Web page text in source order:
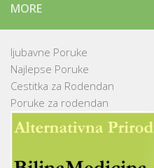
MORE
ljubavne Poruke
Najlepse Poruke
Cestitka za Rodendan
Poruke za rodendan